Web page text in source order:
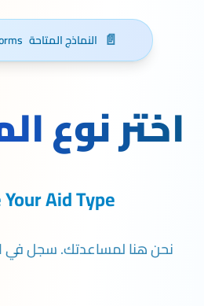
📄 النماذج المتاحة
اختر نوع
Aid Type
نحن هنا لمساعدتك. سجل في